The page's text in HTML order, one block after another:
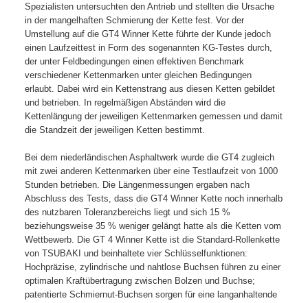
Spezialisten untersuchten den Antrieb und stellten die Ursache
in der mangelhaften Schmierung der Kette fest. Vor der
Umstellung auf die GT4 Winner Kette führte der Kunde jedoch
einen Laufzeittest in Form des sogenannten KG-Testes durch,
der unter Feldbedingungen einen effektiven Benchmark
verschiedener Kettenmarken unter gleichen Bedingungen
erlaubt. Dabei wird ein Kettenstrang aus diesen Ketten gebildet
und betrieben. In regelmäßigen Abständen wird die
Kettenlängung der jeweiligen Kettenmarken gemessen und damit
die Standzeit der jeweiligen Ketten bestimmt.
Bei dem niederländischen Asphaltwerk wurde die GT4 zugleich
mit zwei anderen Kettenmarken über eine Testlaufzeit von 1000
Stunden betrieben. Die Längenmessungen ergaben nach
Abschluss des Tests, dass die GT4 Winner Kette noch innerhalb
des nutzbaren Toleranzbereichs liegt und sich 15 %
beziehungsweise 35 % weniger gelängt hatte als die Ketten vom
Wettbewerb. Die GT 4 Winner Kette ist die Standard-Rollenkette
von TSUBAKI und beinhaltete vier Schlüsselfunktionen:
Hochpräzise, zylindrische und nahtlose Buchsen führen zu einer
optimalen Kraftübertragung zwischen Bolzen und Buchse;
patentierte Schmiernut-Buchsen sorgen für eine langanhaltende